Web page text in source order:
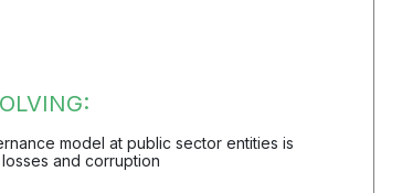
model at public sector entities is
and corruption